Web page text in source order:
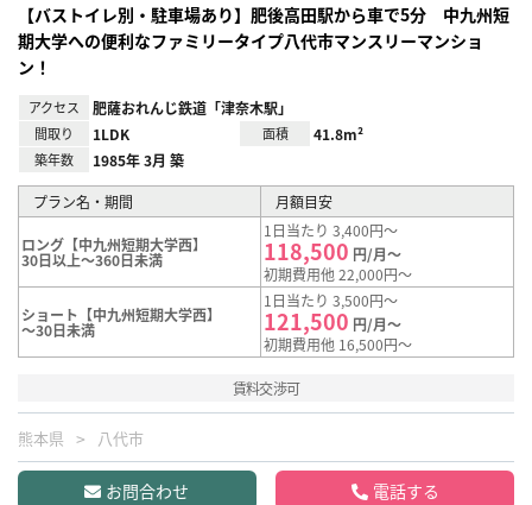
【バストイレ別・駐車場あり】肥後高田駅から車で5分 中九州短
期大学への便利なファミリータイプ八代市マンスリーマンショ
ン！
アクセス 肥薩おれんじ鉄道「津奈木駅」
間取り 1LDK 面積 41.8m²
築年数 1985年 3月 築
プラン名・期間 月額目安
ロング【中九州短期大学西】
30日以上～360日未満
1日当たり 3,400円～
118,500 円/月～
初期費用他 22,000円～
ショート【中九州短期大学西】
～30日未満
1日当たり 3,500円～
121,500 円/月～
初期費用他 16,500円～
賃料交渉可
熊本県 八代市
お問合わせ 電話する